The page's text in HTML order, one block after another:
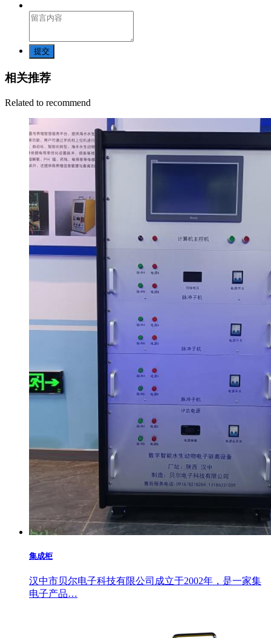
提交
相关推荐
Related to recommend
集成柜
汉中市贝尔电子科技有限公司成立于2002年，是一家集
电子产品…